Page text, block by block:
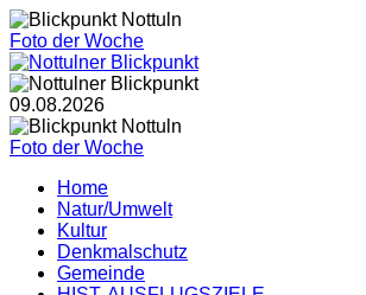
Foto der Woche
09.08.2026
Foto der Woche
Home
Natur/Umwelt
Kultur
Denkmalschutz
Gemeinde